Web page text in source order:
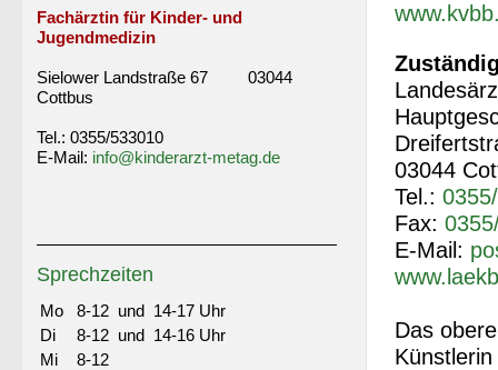
Fachärztin für Kinder- und
Jugendmedizin
Sielower Landstraße 67 03044
Cottbus
Tel.: 0355/533010
E-Mail: info@kinderarzt-metag.de
Sprechzeiten
Mo
8-12 und 14-17 Uhr
Di
8-12 und 14-16 Uhr
Mi
8-12
03044
Tel.:
Fax:
E-Mail:
Das